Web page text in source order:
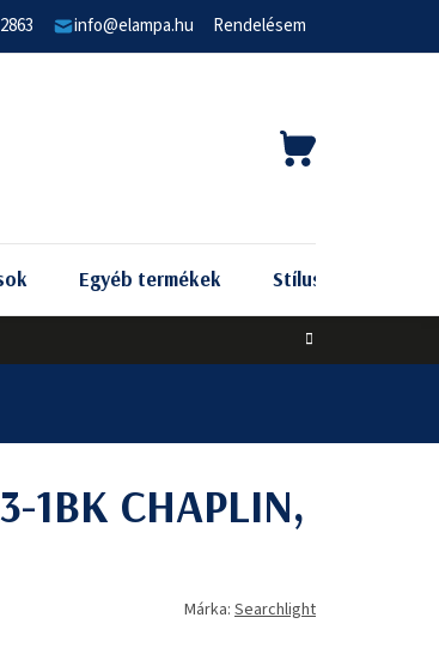
info@elampa.hu Rendelésem
KOSÁR
Egyéb termékek Stílus szerint
1BK CHAPLIN,
Márka: Searchlight